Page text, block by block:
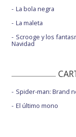
La bola negra
La maleta
Scrooge y los
Navidad
Spider-man: Brand
El último mono